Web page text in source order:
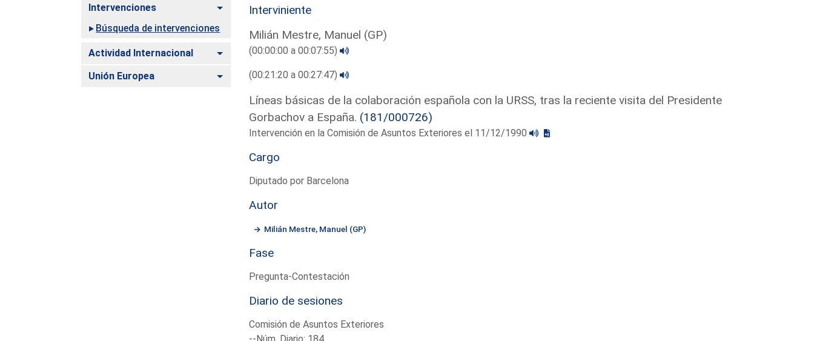
Intervenciones
Alternar
Búsqueda de intervenciones
Actividad Internacional Alternar
Unión Europea Alternar
Interviniente
Milián Mestre, Manuel (GP)
(00:00:00 a 00:07:55)
(00:21:20 a 00:27:47)
Líneas básicas de la colaboración española con la URSS, tras la reciente visita del Presidente
Gorbachov a España. (181/000726)
Intervención en la Comisión de Asuntos Exteriores el 11/12/1990
Cargo
Diputado por Barcelona
Autor
Milián Mestre, Manuel (GP)
Fase
Pregunta-Contestación
Diario de sesiones
Comisión de Asuntos Exteriores
--Núm. Diario: 184